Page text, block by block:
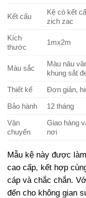
Kết cấu
Kệ có kết
zich zac
Kích
thước
1mx2m
Màu sắc
Màu nâu
khung sắt
Thiết kế
Đơn giản,
Bảo hành
12 tháng
Vận
chuyển
Giao hàng
nơi
Mẫu kệ này được
cao cấp, kết hợp
cáp và chắc chắn.
đến cho không gian